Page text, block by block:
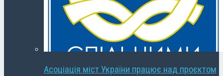
Асоціація міст України працює над проєктом